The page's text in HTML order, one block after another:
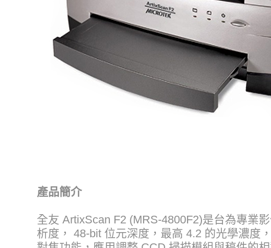
產品簡介
全友 ArtixScan F2 (MRS-4800F2)是台為專業
析度， 48-bit 位元深度，最高 4.2 的光學濃度